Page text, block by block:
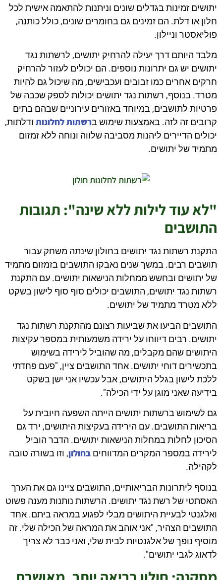
יתושים זמינות בגדלים שונים וניתנות להתאמה אישית לכל
חלון או דלת. הם זמינים גם בחומרים שונים, כולל כותנה,
פוליאסטר וניילון.
מלבד היותם דרך יעילה להרחיק יתושים, לרשתות נגד
יתושים יש גם יתרונות נוספים. הם יכולים לעזור להרחיק
חרקים אחרים כמו זבובים ועכבישים, מה שיכול גם להיות
מטרד. בנוסף, רשתות נגד יתושים יכולות לספק שכבה של
פרטיות לתושבים, במיוחד באזורים עירוניים שבהם בתים
קרובים זה לזה. באמצעות שימוש ברשתות לחלונות ודלתות,
יכולים הדיירים ליהנות מסביבה שלווה ונוחה ללא זמזום
מתמיד של יתושים.
"לא עוד לילות ללא שינה": תגובות
התושבים
התקנת רשתות נגד יתושים בחולון שינתה משחק עבור
תושבים רבים. במשך שנים נאבקו התושבים בזמזום מתמיד
של יתושים ובחשש ממחלות הנישאות יתושים. עם התקנת
רשתות נגד יתושים, התושבים יכולים סוף סוף לישון בשקט
ללא מטרד מתמיד של יתושים.
התושבים הביעו את שביעות רצונם מהתקנת רשתות נגד
יתושים. רבים דיווחו על ירידה משמעותית במספר עקיצות
היתושים שהם מקבלים, מה שהוביל לירידה בשימוש
בתכשירים דוחי יתושים. אחד התושבים ציין, "פעם פחדתי
ללכת לישון בגלל היתושים, אבל עכשיו אני ישן בשקט
בידיעה שאני מוגן על ידי הכילה".
גם לשימוש ברשתות יתושים הייתה השפעה חיובית על
בריאות התושבים. עם הירידה בעקיצות היתושים, ירד גם
הסיכון לחלות במחלות הנישאות יתושים. הדבר הוביל
לירידה במספר המקרים המדווחים בחולון, וזו בשורה טובה
לקהילה.
בנוסף ליתרונות הבריאותיים, התושבים ציינו גם את הערך
האסתטי של רשת נגד יתושים. הרשתות נותנות מענה פשוט
ואלגנטי לבעיית היתושים מבלי לפגוע במראה ביתם. אחד
התושבים הצהיר, "אני אוהב את המראה של הכילה שלי. זה
מוסיף נופך של אלגנטיות לבית שלי, ואני כבר לא צריך
לדאוג לגבי יתושים".